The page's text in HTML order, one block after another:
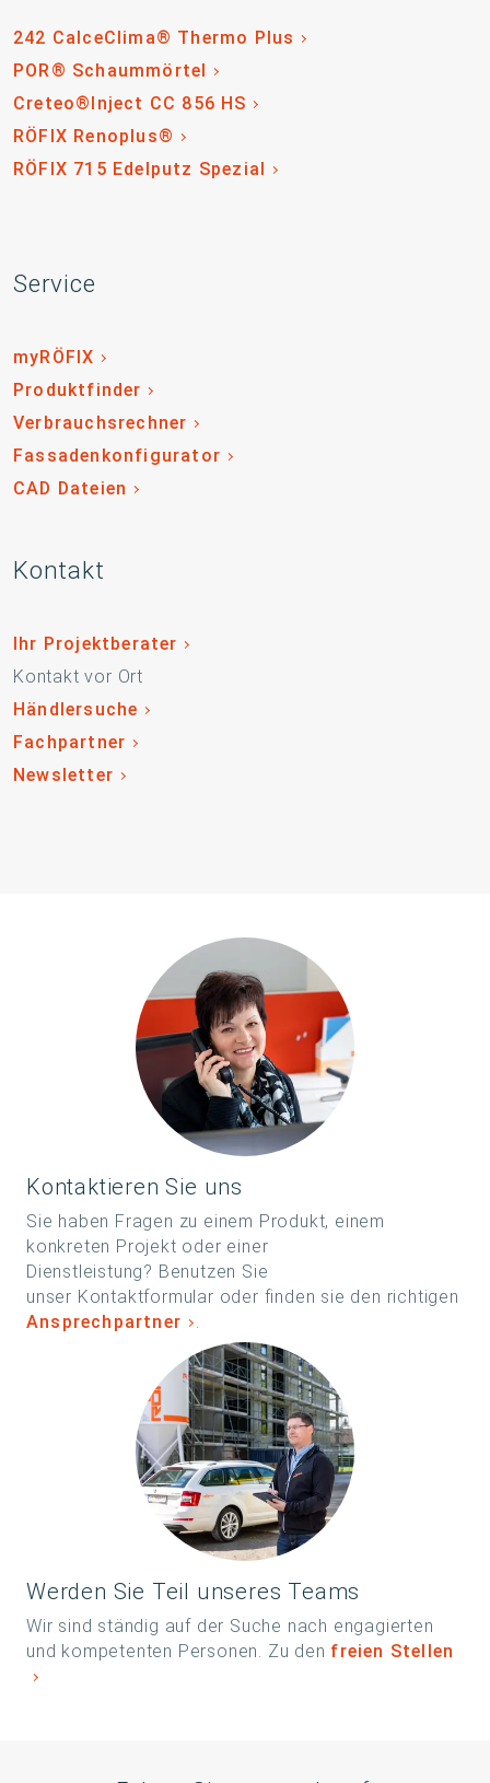
242 CalceClima® Thermo Plus
POR® Schaummörtel
Creteo®Inject CC 856 HS
RÖFIX Renoplus®
RÖFIX 715 Edelputz Spezial
Service
myRÖFIX
Produktfinder
Verbrauchsrechner
Fassadenkonfigurator
CAD Dateien
Kontakt
Ihr Projektberater
Kontakt vor Ort
Händlersuche
Fachpartner
Newsletter
Kontaktieren Sie uns
Sie haben Fragen zu einem Produkt, einem
konkreten Projekt oder einer
Dienstleistung? Benutzen Sie
unser Kontaktformular oder finden sie den richtigen
Ansprechpartner
.
Werden Sie Teil unseres Teams
Wir sind ständig auf der Suche nach engagierten
und kompetenten Personen. Zu den freien Stellen